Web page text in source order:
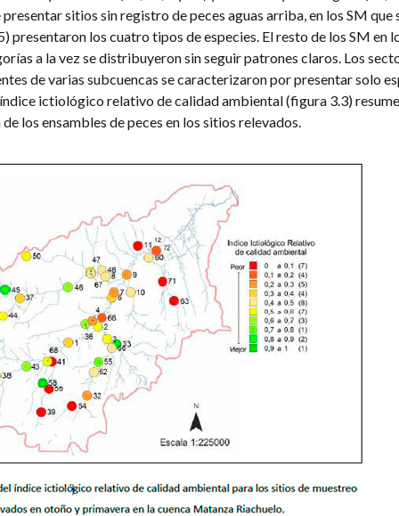
presentar sitios sin registro de peces aguas arriba, en los SM que
presentaron los cuatro tipos de especies. El resto de los SM en
a la vez se distribuyeron sin seguir patrones claros. Los
de varias subcuencas se caracterizaron por presentar solo
ictiológico relativo de calidad ambiental (figura 3.3)
los ensambles de peces en los sitios relevados.